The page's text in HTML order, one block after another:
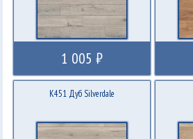
1 005 ₽
K451 Дуб Silverdale